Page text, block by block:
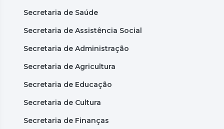
Secretaria de Saúde
Secretaria de Assistência Social
Secretaria de Administração
Secretaria de Agricultura
Secretaria de Educação
Secretaria de Cultura
Secretaria de Finanças